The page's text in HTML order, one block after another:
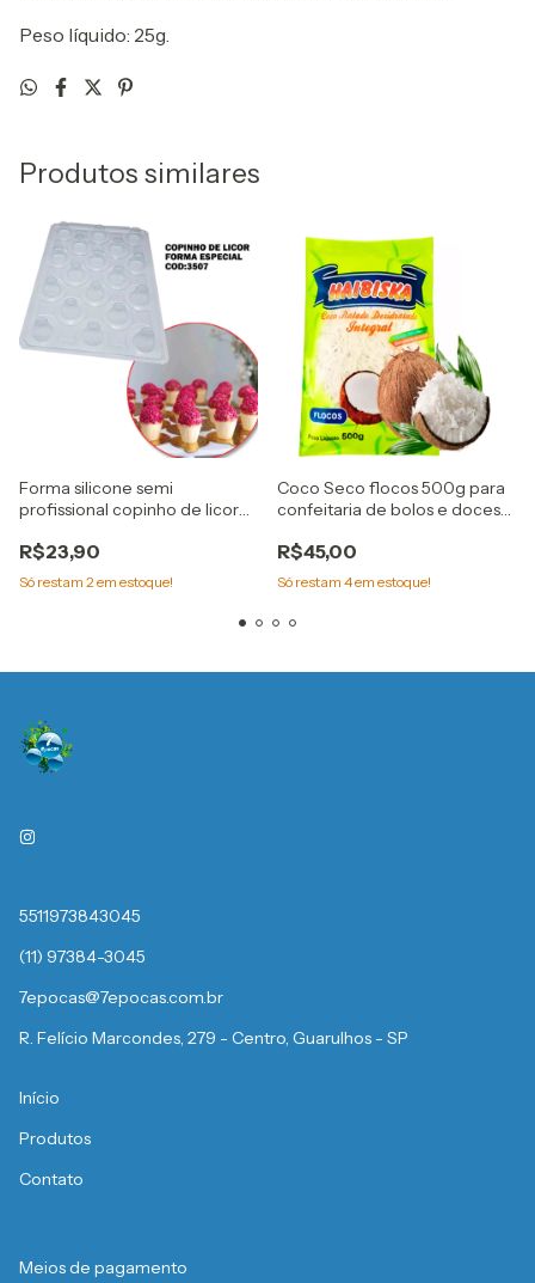
Peso líquido: 25g.
Produtos similares
Forma silicone semi
profissional copinho de licor
R$23,90
Só restam 2em estoque!
Coco Seco flocos 500g para
confeitaria de bolos e doces
R$45,00
Só restam 4em estoque!
5511973843045
(11) 97384-3045
7epocas@7epocas.com.br
R. Felício Marcondes, 279 - Centro, Guarulhos - SP
Início
Produtos
Contato
Meios de pagamento